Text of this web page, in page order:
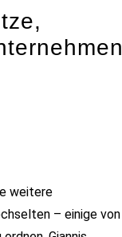
weitere
– einige von